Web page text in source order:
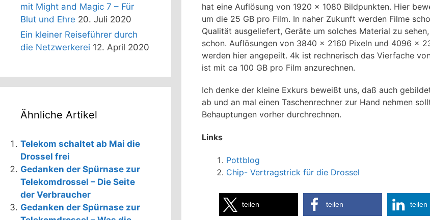
hat eine Auflösung von 1920 × 1080 Bildpunkten. Hier
um die 25 GB pro Film. In naher Zukunft werden Filme
Qualität ausgeliefert, Geräte um solches Material zu
schon. Auflösungen von 3840 × 2160 Pixeln und 4096 ×
werden hier angepeilt. 4k ist rechnerisch das Vierfache
ist mit ca 100 GB pro Film anzurechnen.
Ich denke der kleine Exkurs beweißt uns, daß auch
ab und an mal einen Taschenrechner zur Hand nehmen
Behauptungen vorher durchrechnen.
Links
Pottblog
Chip- Vertragstrick für die Drossel
teilen teilen teilen
mit Might and Magic 7 – Für
Blut und Ehre 20. Juli 2020
Ein kleiner Reiseführer durch
die Netzwerkerei 12. April 2020
Ähnliche Artikel
Telekom schaltet ab Mai die
Drossel frei
Gedanken der Spürnase zur
Telekomdrossel – Die Seite
der Verbraucher
Gedanken der Spürnase zur